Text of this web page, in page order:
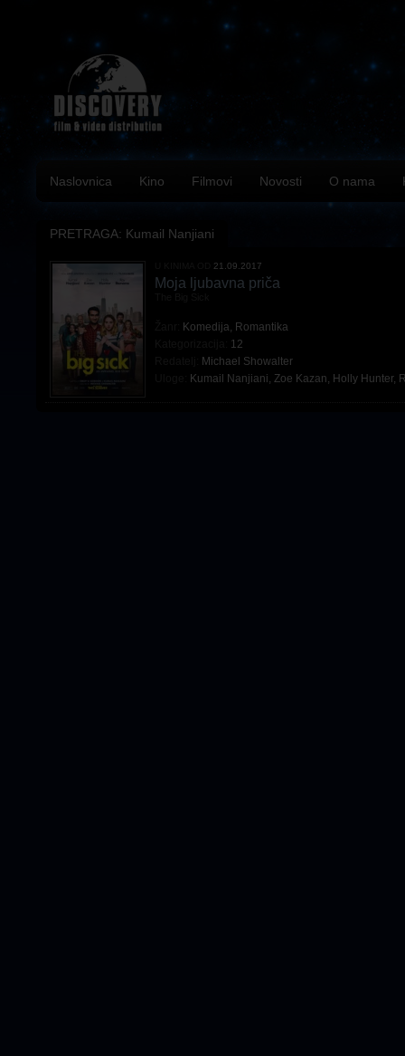
Naslovnica Kino Filmovi Novosti O nama
PRETRAGA: Kumail Nanjiani
21.09.2017
Moja ljubavna priča
Komedija, Romantika
12
Michael Showalter
Kumail Nanjiani, Zoe Kazan, Holly Hunter,